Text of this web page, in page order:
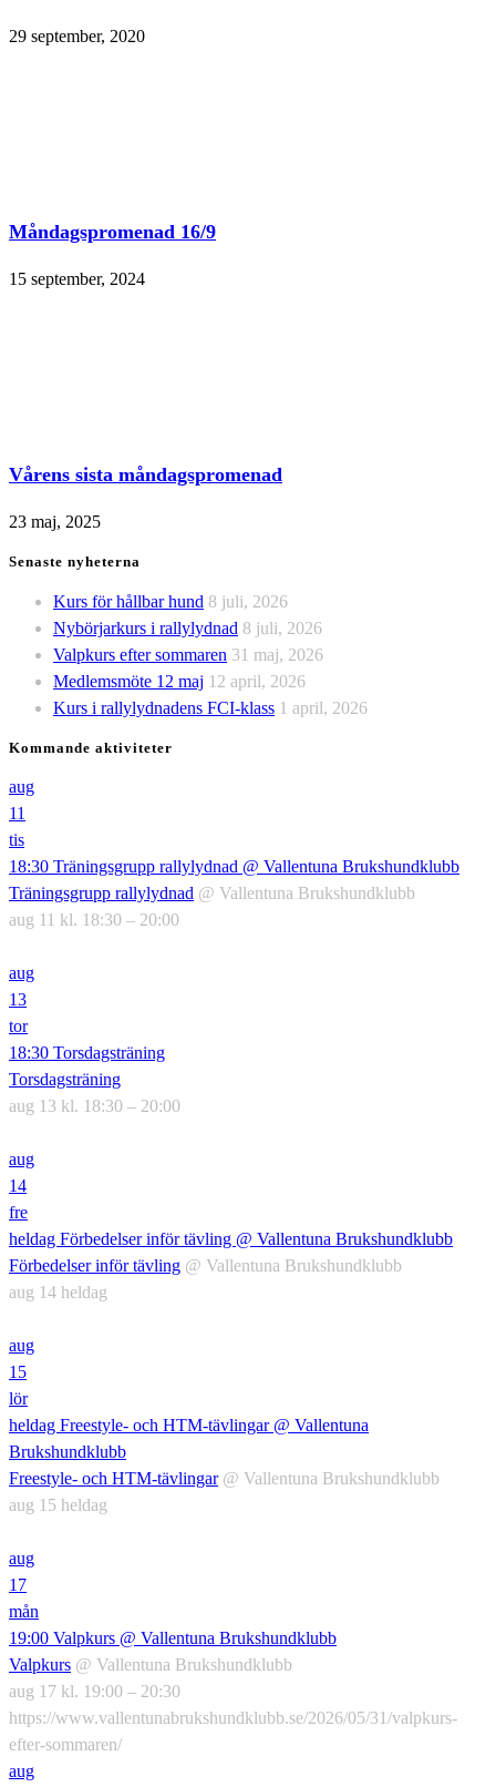
29 september, 2020
Måndagspromenad 16/9
15 september, 2024
Vårens sista måndagspromenad
23 maj, 2025
Senaste nyheterna
Kurs för hållbar hund 8 juli, 2026
Nybörjarkurs i rallylydnad 8 juli, 2026
Valpkurs efter sommaren 31 maj, 2026
Medlemsmöte 12 maj 12 april, 2026
Kurs i rallylydnadens FCI-klass 1 april, 2026
Kommande aktiviteter
aug
11
tis
18:30 Träningsgrupp rallylydnad @ Vallentuna Brukshundklubb
Träningsgrupp rallylydnad @ Vallentuna Brukshundklubb
aug 11 kl. 18:30 – 20:00
aug
13
tor
18:30 Torsdagsträning
Torsdagsträning
aug 13 kl. 18:30 – 20:00
aug
14
fre
heldag Förbedelser inför tävling @ Vallentuna Brukshundklubb
Förbedelser inför tävling @ Vallentuna Brukshundklubb
aug 14 heldag
aug
15
lör
heldag Freestyle- och HTM-tävlingar @ Vallentuna
Brukshundklubb
Freestyle- och HTM-tävlingar @ Vallentuna Brukshundklubb
aug 15 heldag
aug
17
mån
19:00 Valpkurs @ Vallentuna Brukshundklubb
Valpkurs @ Vallentuna Brukshundklubb
aug 17 kl. 19:00 – 20:30
https://www.vallentunabrukshundklubb.se/2026/05/31/valpkurs-
efter-sommaren/
aug